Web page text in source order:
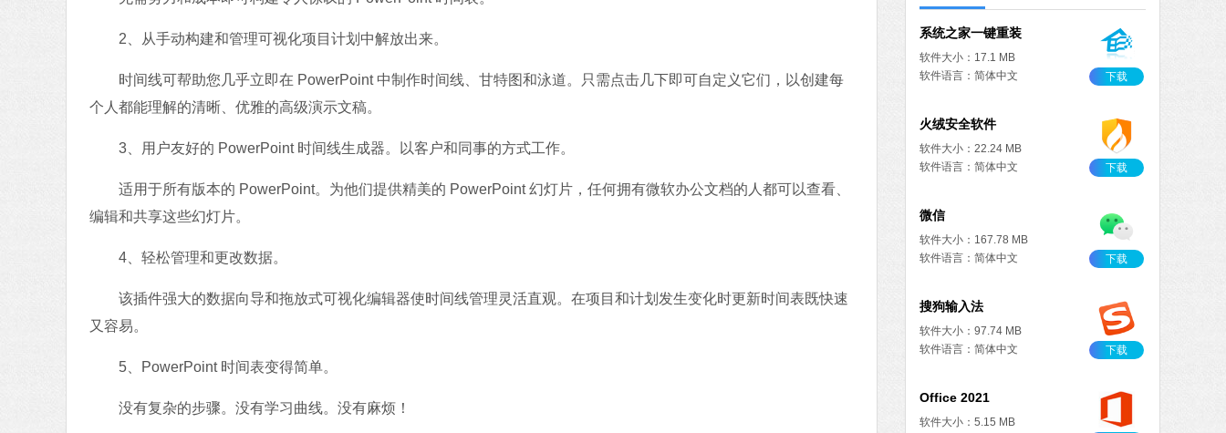
2、从手动构建和管理可视化项目计划中解放出来。
时间线可帮助您几乎立即在 PowerPoint 中制作时间线、甘特图和泳道。只需点击几下即可自定义它们，以创建每
个人都能理解的清晰、优雅的高级演示文稿。
3、用户友好的 PowerPoint 时间线生成器。以客户和同事的方式工作。
适用于所有版本的 PowerPoint。为他们提供精美的 PowerPoint 幻灯片，任何拥有微软办公文档的人都可以查看、
编辑和共享这些幻灯片。
4、轻松管理和更改数据。
该插件强大的数据向导和拖放式可视化编辑器使时间线管理灵活直观。在项目和计划发生变化时更新时间表既快速
又容易。
5、PowerPoint 时间表变得简单。
没有复杂的步骤。没有学习曲线。没有麻烦！
系统之家一键重装
软件大小：17.1 MB
软件语言：简体中文
下载
火绒安全软件
软件大小：22.24 MB
软件语言：简体中文
下载
微信
软件大小：167.78 MB
软件语言：简体中文
下载
搜狗输入法
软件大小：97.74 MB
软件语言：简体中文
下载
Office 2021
软件大小：5.15 MB